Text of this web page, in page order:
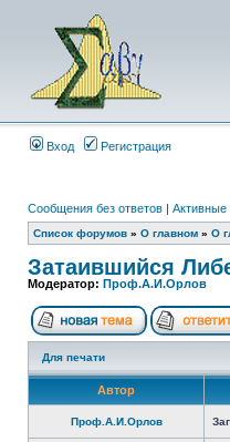
Вход Регистрация
Сообщения без ответов |
Список форумов » О главном » О
Затаившийся
Модератор: Проф.А.И.Орлов
Для печати
Автор
Проф.А.И.Орлов